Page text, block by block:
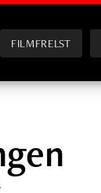
FILMFRELST